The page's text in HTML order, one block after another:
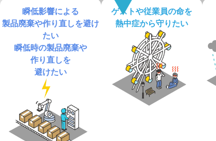
瞬低影響による
製品廃棄や作り直しを避け
たい
瞬低時の製品廃棄や
作り直しを
避けたい
ゲストや従業員の命を
熱中症から守りたい